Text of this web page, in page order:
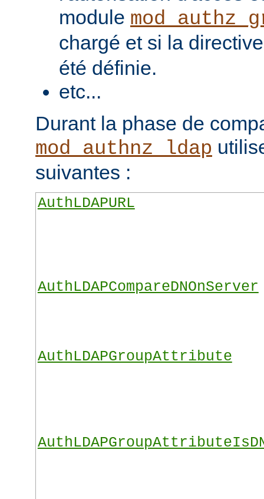
module
chargé et si la
été définie.
etc...
Durant la phase de
mod_authnz_ldap
suivantes :
AuthLDAPURL
AuthLDAPCompareDNOnServer
AuthLDAPGroupAttribute